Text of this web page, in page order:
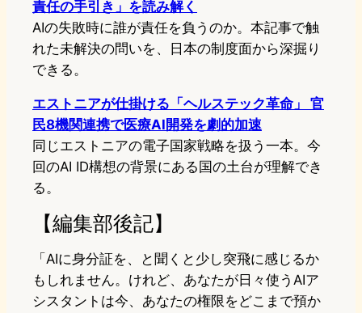
責任の手引き」を読み解く
AIの失敗時に誰が責任を負うのか。本記事で触
れた未解決の問いを、日本の制度面から深掘り
できる。
エストニアが仕掛ける「ヘルステック革命」 官
民8機関連携で医療AI開発を劇的加速
同じエストニアの電子国家戦略を扱う一本。今
回のAI ID構想の背景にある国の土台が理解でき
る。
【編集部後記】
「AIに身分証を、と聞くと少し突飛に感じるか
もしれません。けれど、あなたが日々使うAIア
シスタントは今、あなたの権限をどこまで預か